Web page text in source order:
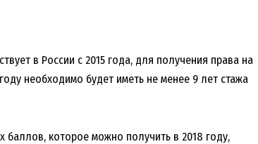
в России с 2015 года, для получения права на
необходимо будет иметь не менее 9 лет стажа
баллов, которое можно получить в 2018 году,